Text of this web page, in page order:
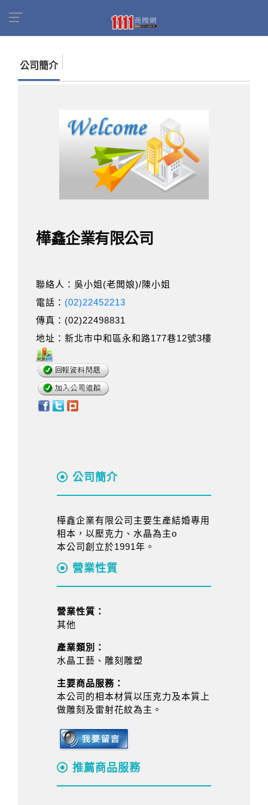
公司簡介
樺鑫企業有限公司
聯絡人：吳小姐(老闆娘)/陳小姐
電話： (02)22452213
傳真：(02)22498831
地址：新北市中和區永和路177巷12號3樓
公司簡介
樺鑫企業有限公司主要生產結婚專用
相本，以壓克力、水晶為主o
本公司創立於1991年。
營業性質
營業性質：
其他
產業類別：
水晶工藝、雕刻雕塑
主要商品服務：
本公司的相本材質以压克力及本質上
做雕刻及雷射花紋為主。
推薦商品服務